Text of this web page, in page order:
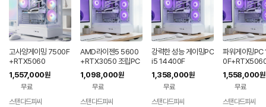
고사양게이밍 7500F
+RTX5060
1,557,000원
무료
스탠다드피씨
AMD라이젠5 5600
+RTX3050 조립PC
1,098,000원
무료
스탠다드피씨
강력한 성능 게이밍PC
i5 14400F
1,358,000원
무료
스탠다드피씨
파워게이밍
1,558,000원
무료
스탠다드피씨